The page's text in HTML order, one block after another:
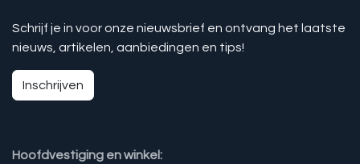
Schrijf je in voor onze nieuwsbrief en ontvang het laatste
nieuws, artikelen, aanbiedingen en tips!
Inschrijven
Hoofdvestiging en winkel: